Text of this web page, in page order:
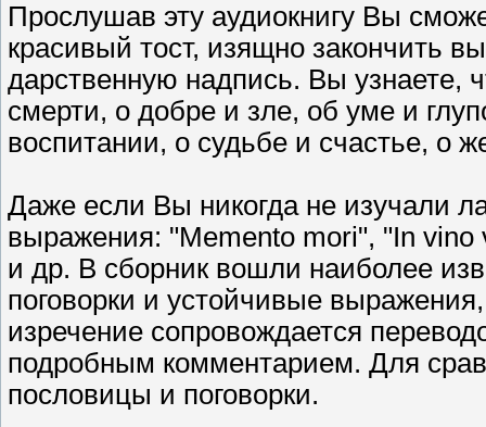
Прослушав эту аудиокнигу Вы
красивый тост, изящно закончить
дарственную надпись. Вы узнаете,
смерти, о добре и зле, об уме и
воспитании, о судьбе и счастье, о
Даже если Вы никогда не изучали
выражения: "Memento mоri", "In
и др. В сборник вошли наиболее
поговорки и устойчивые
изречение сопровождается
подробным комментарием. Для
пословицы и поговорки.